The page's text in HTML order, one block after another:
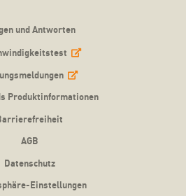
und Antworten
Produktinformationen
AGB
Datenschutz
Einstellungen